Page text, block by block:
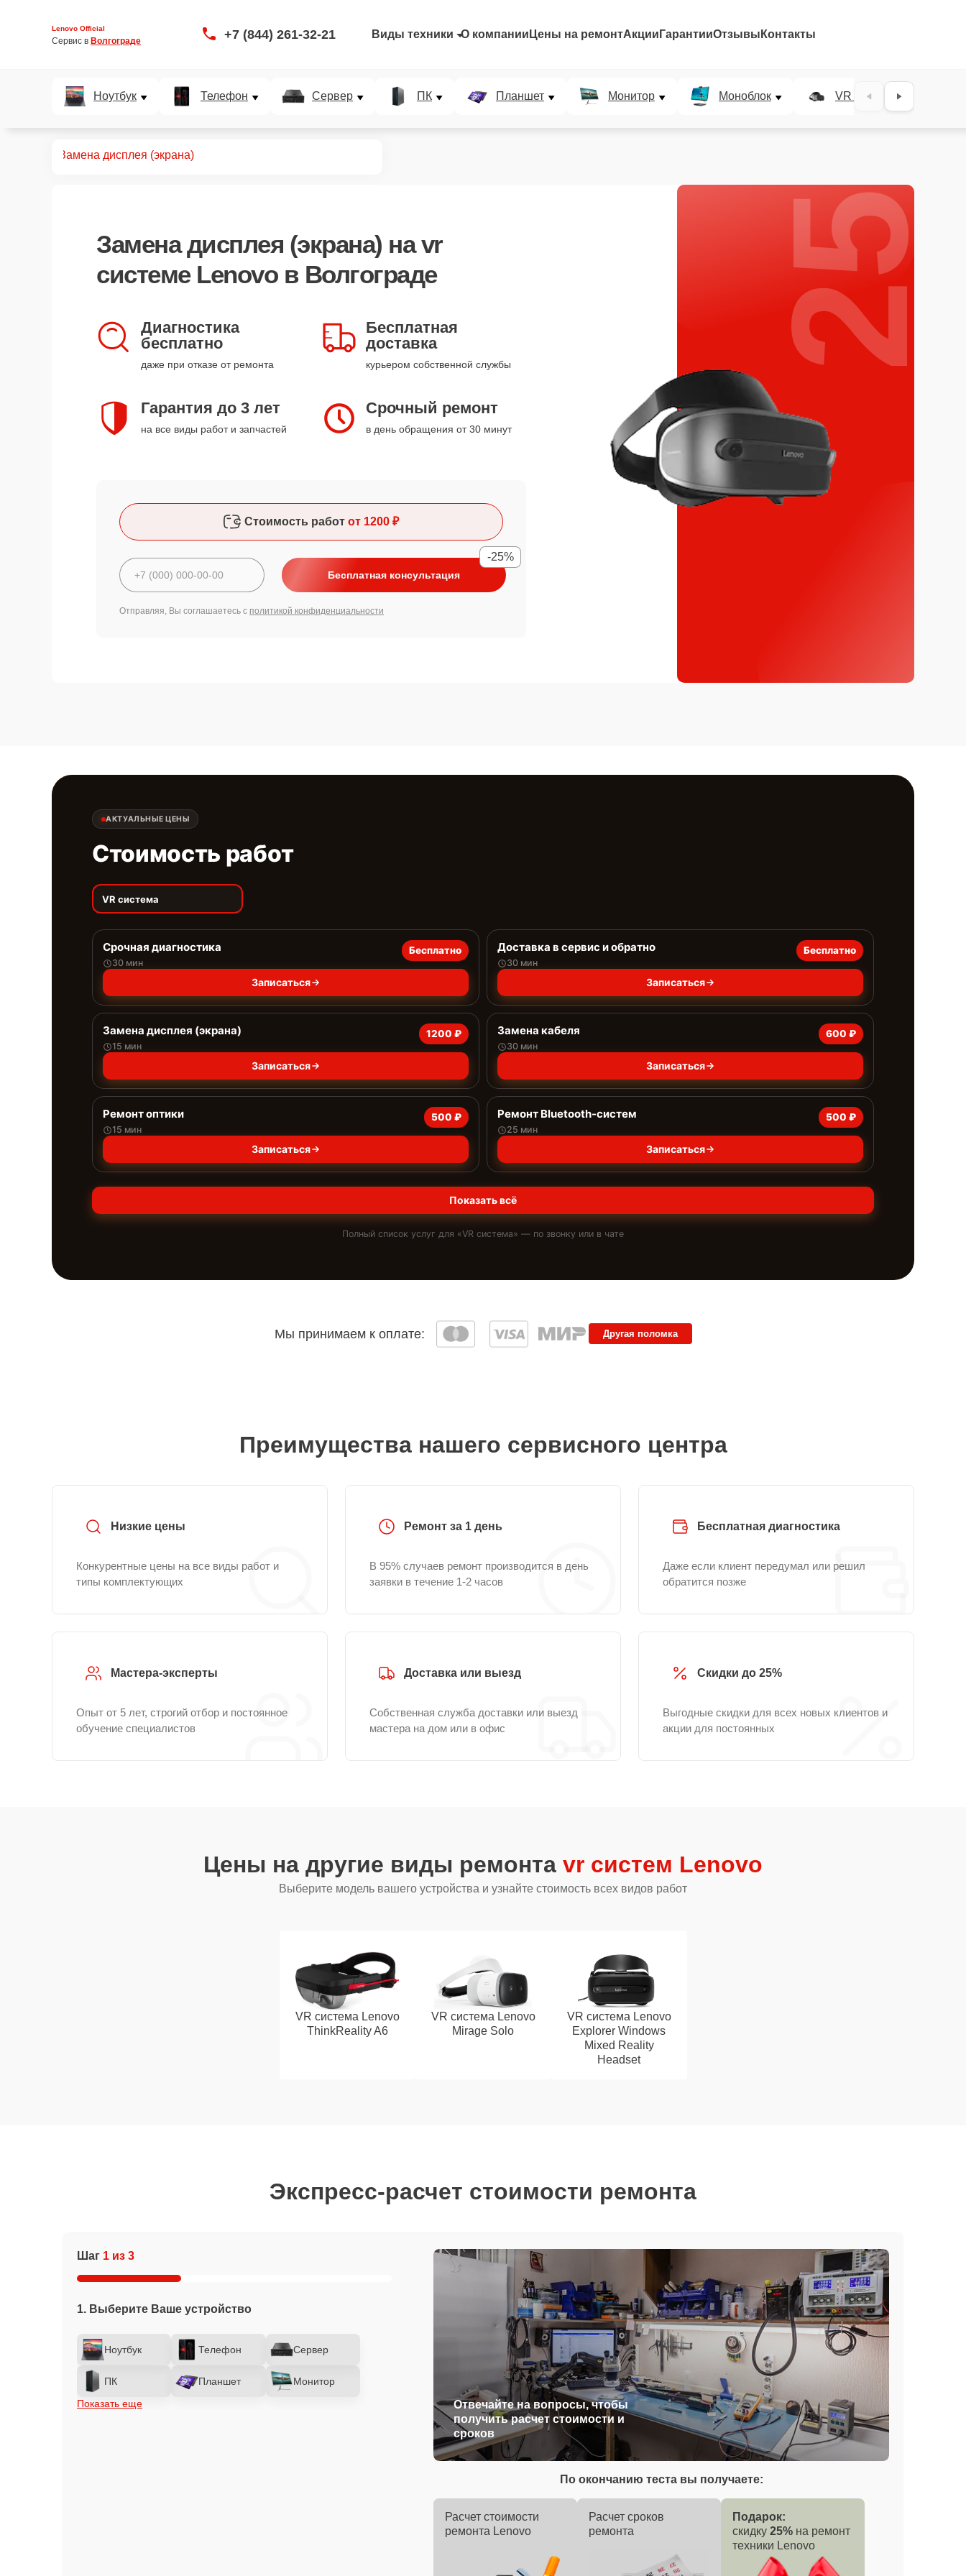
Lenovo Official
Сервис в Волгограде +7 (844) 261-32-21 Виды техники О компании Цены на ремонтАкции ГарантииОтзывы Контакты
Ноутбук Телефон Сервер ПК Планшет Монитор Моноблок VR система
Замена дисплея (экрана)
Замена дисплея (экрана) на vr
системе Lenovo в Волгограде
Диагностика
бесплатно
даже при отказе от ремонта
Бесплатная
доставка
курьером собственной службы
Гарантия до 3 лет
на все виды работ и запчастей
Срочный ремонт
в день обращения от 30 минут
Стоимость работ от 1200 ₽
Бесплатная консультация
-25%
Отправляя, Вы соглашаетесь с политикой конфиденциальности
25%
АКТУАЛЬНЫЕ ЦЕНЫ
Стоимость работ
VR система
Срочная диагностика
30 мин
Бесплатно
Записаться
Доставка в сервис и обратно
30 мин
Бесплатно
Записаться
Замена дисплея (экрана)
15 мин
1200 ₽
Записаться
Замена кабеля
30 мин
600 ₽
Записаться
Ремонт оптики
15 мин
500 ₽
Записаться
Ремонт Bluetooth-систем
25 мин
500 ₽
Записаться
Показать всё
Полный список услуг для «VR система» — по звонку или в чате
Мы принимаем к оплате: Другая поломка
Преимущества нашего сервисного центра
Низкие цены
Конкурентные цены на все виды работ и
типы комплектующих
Ремонт за 1 день
В 95% случаев ремонт производится в день
заявки в течение 1-2 часов
Бесплатная диагностика
Даже если клиент передумал или решил
обратится позже
Мастера-эксперты
Опыт от 5 лет, строгий отбор и постоянное
обучение специалистов
Доставка или выезд
Собственная служба доставки или выезд
мастера на дом или в офис
Скидки до 25%
Выгодные скидки для всех новых клиентов и
акции для постоянных
Цены на другие виды ремонта vr систем Lenovo
Выберите модель вашего устройства и узнайте стоимость всех видов работ
VR система Lenovo
ThinkReality A6
VR система Lenovo
Mirage Solo
VR система Lenovo
Explorer Windows
Mixed Reality
Headset
Экспресс-расчет стоимости ремонта
Шаг 1 из 3
1. Выберите Ваше устройство
Ноутбук Телефон Сервер
ПК Планшет
Монитор
Показать еще
Отвечайте на вопросы, чтобы
получить расчет стоимости и
сроков
По окончанию теста вы получаете:
Расчет стоимости
ремонта Lenovo
Расчет сроков
ремонта
Подарок:
скидку 25% на ремонт
техники Lenovo